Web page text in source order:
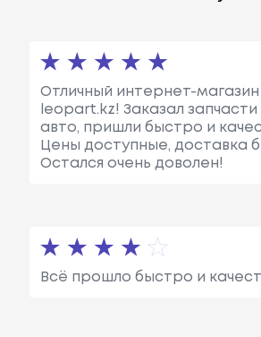
Отличный интернет-магазин
leopart.kz! Заказал запчасти
авто, пришли быстро и
Цены доступные, доставка
Остался очень доволен!
Всё прошло быстро и